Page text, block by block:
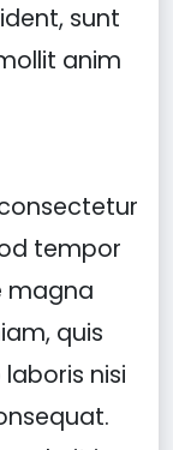
sunt
anim
tempor
magna
quis
nisi